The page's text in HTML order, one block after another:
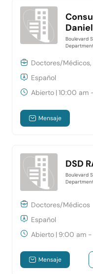
Boulevard
Doctores/
Español
Abierto |10:00 am
Mensaje
DSD
Boulevard
Doctores/Médicos
Español
Abierto | 9:00 am
Mensaje